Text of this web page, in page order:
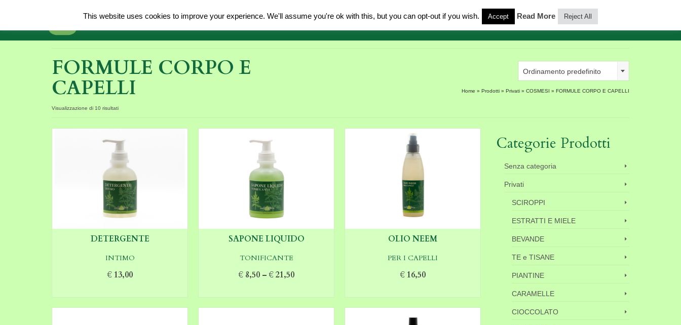
Home Chi Siamo Prodotti Acquisti Accoglienza News Contatti
FORMULE CORPO E
CAPELLI
Visualizzazione di 10 risultati
Ordinamento predefinito
Home » Prodotti » Privati » COSMESI » FORMULE CORPO E CAPELLI
DETERGENTE
INTIMO
€13,00
SAPONE LIQUIDO
TONIFICANTE
€8,50–€21,50
OLIO NEEM
PER I CAPELLI
€16,50
Categorie Prodotti
Senza categoria
Privati
SCIROPPI
ESTRATTI E MIELE
BEVANDE
TE e TISANE
PIANTINE
CARAMELLE
CIOCCOLATO
This website uses cookies to improve your experience. We'll assume you're ok with this, but you can opt-out if you wish. Accept Read More Reject All